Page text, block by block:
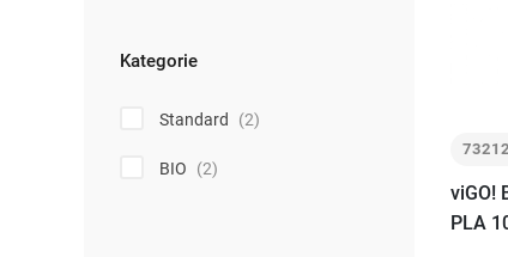
Kategorie
Standard (2)
BIO (2)
viGO!
PLA